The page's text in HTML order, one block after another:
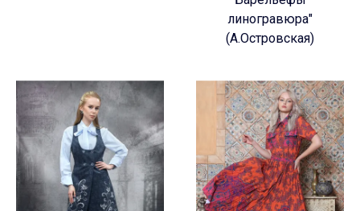
линогравюра"
(А.Островская)